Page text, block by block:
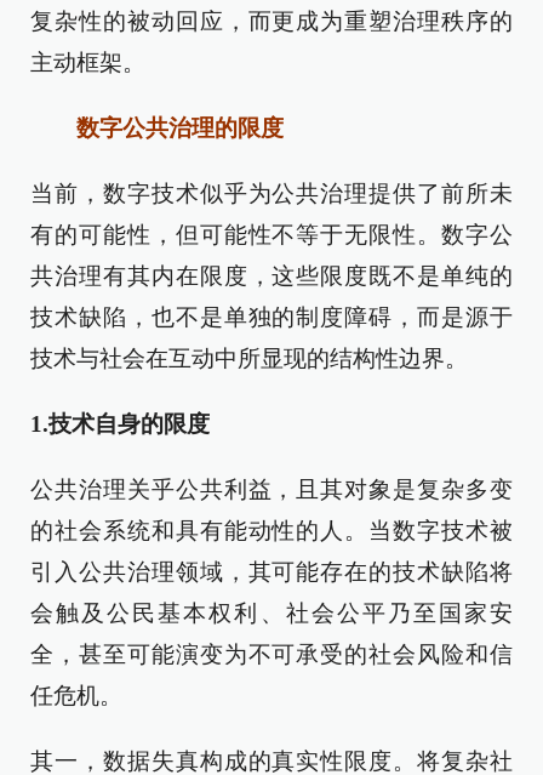
复杂性的被动回应，而更成为重塑治理秩序的
主动框架。
数字公共治理的限度
当前，数字技术似乎为公共治理提供了前所未
有的可能性，但可能性不等于无限性。数字公
共治理有其内在限度，这些限度既不是单纯的
技术缺陷，也不是单独的制度障碍，而是源于
技术与社会在互动中所显现的结构性边界。
1.技术自身的限度
公共治理关乎公共利益，且其对象是复杂多变
的社会系统和具有能动性的人。当数字技术被
引入公共治理领域，其可能存在的技术缺陷将
会触及公民基本权利、社会公平乃至国家安
全，甚至可能演变为不可承受的社会风险和信
任危机。
其一，数据失真构成的真实性限度。将复杂社